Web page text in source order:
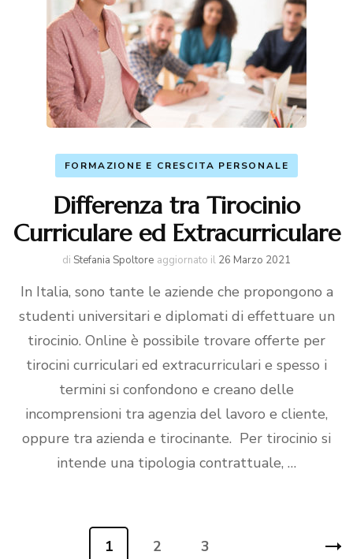
FORMAZIONE E CRESCITA PERSONALE
Differenza tra Tirocinio
Curriculare ed Extracurriculare
di Stefania Spoltore aggiornato il 26 Marzo 2021
In Italia, sono tante le aziende che propongono a
studenti universitari e diplomati di effettuare un
tirocinio. Online è possibile trovare offerte per
tirocini curriculari ed extracurriculari e spesso i
termini si confondono e creano delle
incomprensioni tra agenzia del lavoro e cliente,
oppure tra azienda e tirocinante. Per tirocinio si
intende una tipologia contrattuale, …
Pagina
1 Pagina
2 Pagina
3